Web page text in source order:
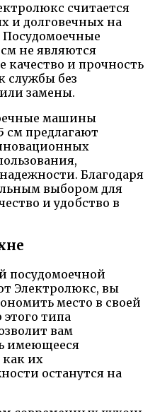
считается
и долговечных на
не являются
и прочность
службы без
замены.
машины
см предлагают
Благодаря
выбором для
и удобство в
посудомоечной
Электролюкс, вы
место в своей
типа
вам
имеющееся
как их
останутся на